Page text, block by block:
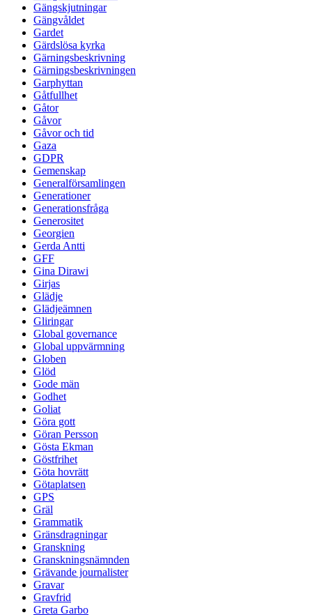
Gängskjutningar
Gängvåldet
Gardet
Gärdslösa kyrka
Gärningsbeskrivning
Gärningsbeskrivningen
Garphyttan
Gåtfullhet
Gåtor
Gåvor
Gåvor och tid
Gaza
GDPR
Gemenskap
Generalförsamlingen
Generationer
Generationsfråga
Generositet
Georgien
Gerda Antti
GFF
Gina Dirawi
Girjas
Glädje
Glädjeämnen
Gliringar
Global governance
Global uppvärmning
Globen
Glöd
Gode män
Godhet
Goliat
Göra gott
Göran Persson
Gösta Ekman
Göstfrihet
Göta hovrätt
Götaplatsen
GPS
Gräl
Grammatik
Gränsdragningar
Granskning
Granskningsnämnden
Grävande journalister
Gravar
Gravfrid
Greta Garbo